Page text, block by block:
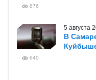
876
5 августа
В
640